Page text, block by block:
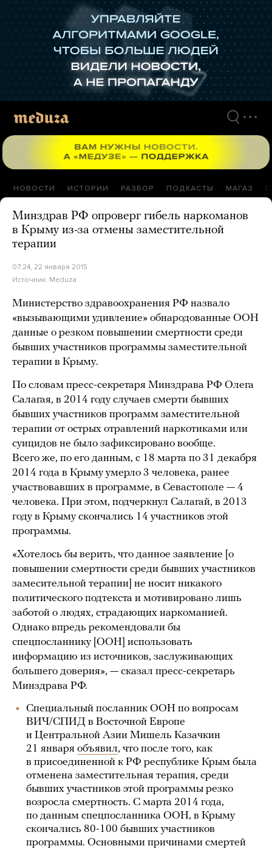
НОВОСТИ ИСТОРИИ РАЗБОР ПОДКАСТЫ МАГАЗ
Минздрав РФ опроверг гибель наркоманов
в Крыму из-за отмены заместительной
терапии
07:24, 22 января 2015
Источник: Meduza
Министерство здравоохранения РФ назвало
«вызывающими удивление» обнародованные ООН
данные о резком повышении смертности среди
бывших участников программы заместительной
терапии в Крыму.
По словам пресс-секретаря Минздрава РФ Олега
Салагая, в 2014 году случаев смерти бывших
бывших участников программ заместительной
терапии от острых отравлений наркотиками или
суицидов не было зафиксировано вообще.
Всего же, по его данным, с 18 марта по 31 декабря
2014 года в Крыму умерло 3 человека, ранее
участвовавших в программе, в Севастополе — 4
человека. При этом, подчеркнул Салагай, в 2013
году в Крыму скончались 14 участников этой
программы.
«Хотелось бы верить, что данное заявление [о
повышении смертности среди бывших участников
замесительной терапии] не носит никакого
политического подтекста и мотивировано лишь
заботой о людях, страдающих наркоманией.
Однако впредь рекомендовали бы
спецпосланнику [ООН] использовать
информацию из источников, заслуживающих
большего доверия», — сказал пресс-секретарь
Минздрава РФ.
Специальный посланник ООН по вопросам
ВИЧ/СПИД в Восточной Европе
и Центральной Азии Мишель Казачкин
21 января объявил, что после того, как
в присоединенной к РФ республике Крым была
отменена заместительная терапия, среди
бывших участников этой программы резко
возросла смертность. С марта 2014 года,
по данным спецпосланника ООН, в Крыму
скончались 80-100 бывших участников
программы. Основными причинами смертей